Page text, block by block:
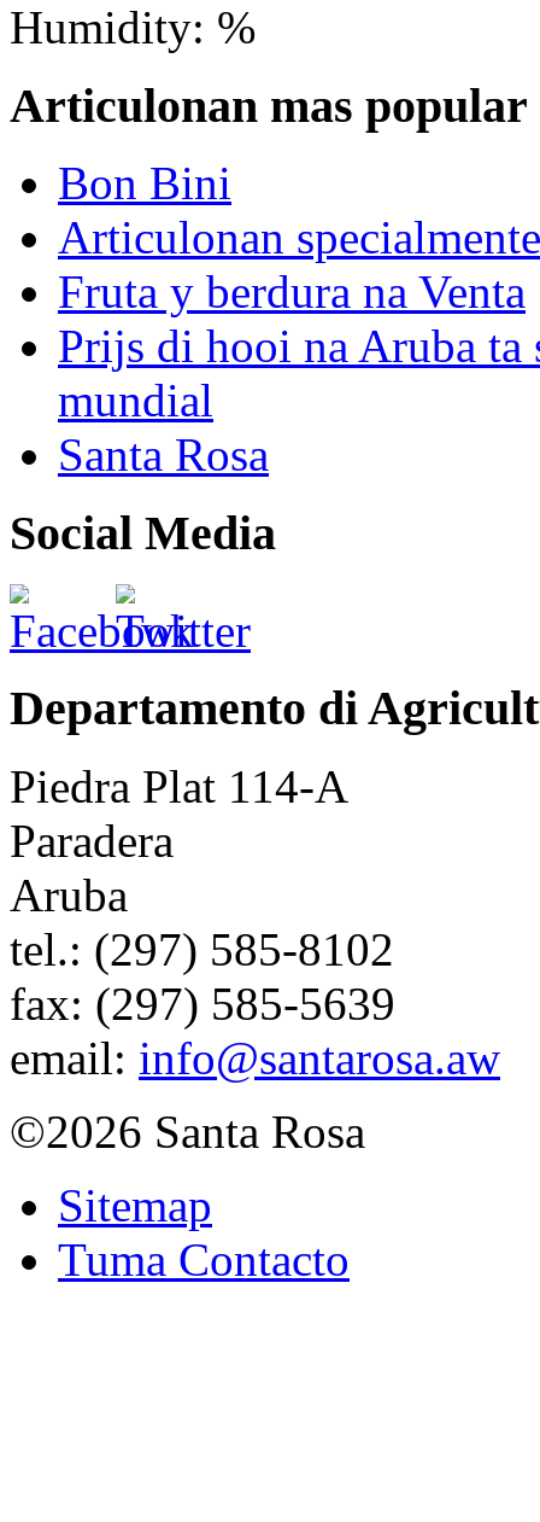
Humidity: %
Articulonan mas popular
Bon Bini
Articulonan
Fruta y berdura na Venta
Prijs di hooi na Aruba
mundial
Santa Rosa
Social Media
Departamento di
Piedra Plat 114-A
Paradera
Aruba
tel.: (297) 585-8102
fax: (297) 585-5639
email: info@santarosa.aw
©2026 Santa Rosa
Sitemap
Tuma Contacto